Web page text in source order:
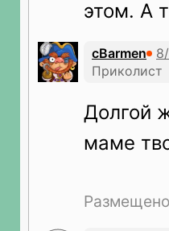
этом. А
cBarmen
Приколист
Долгой
маме